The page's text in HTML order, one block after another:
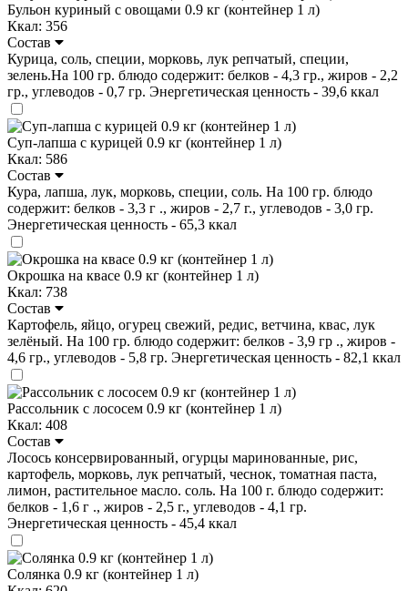
Бульон куриный с овощами 0.9 кг (контейнер 1 л)
Ккал: 356
Состав
Курица, соль, специи, морковь, лук репчатый, специи,
зелень.На 100 гр. блюдо содержит: белков - 4,3 гр., жиров - 2,2
гр., углеводов - 0,7 гр. Энергетическая ценность - 39,6 ккал
Суп-лапша с курицей 0.9 кг (контейнер 1 л)
Ккал: 586
Состав
Кура, лапша, лук, морковь, специи, соль. На 100 гр. блюдо
содержит: белков - 3,3 г ., жиров - 2,7 г., углеводов - 3,0 гр.
Энергетическая ценность - 65,3 ккал
Окрошка на квасе 0.9 кг (контейнер 1 л)
Ккал: 738
Состав
Картофель, яйцо, огурец свежий, редис, ветчина, квас, лук
зелёный. На 100 гр. блюдо содержит: белков - 3,9 гр ., жиров -
4,6 гр., углеводов - 5,8 гр. Энергетическая ценность - 82,1 ккал
Рассольник с лососем 0.9 кг (контейнер 1 л)
Ккал: 408
Состав
Лосось консервированный, огурцы маринованные, рис,
картофель, морковь, лук репчатый, чеснок, томатная паста,
лимон, растительное масло. соль. На 100 г. блюдо содержит:
белков - 1,6 г ., жиров - 2,5 г., углеводов - 4,1 гр.
Энергетическая ценность - 45,4 ккал
Солянка 0.9 кг (контейнер 1 л)